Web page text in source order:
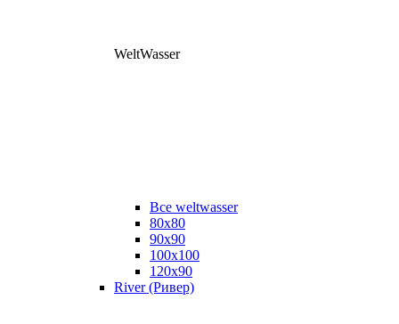
WeltWasser
Все weltwasser
80x80
90x90
100x100
120x90
River (Ривер)